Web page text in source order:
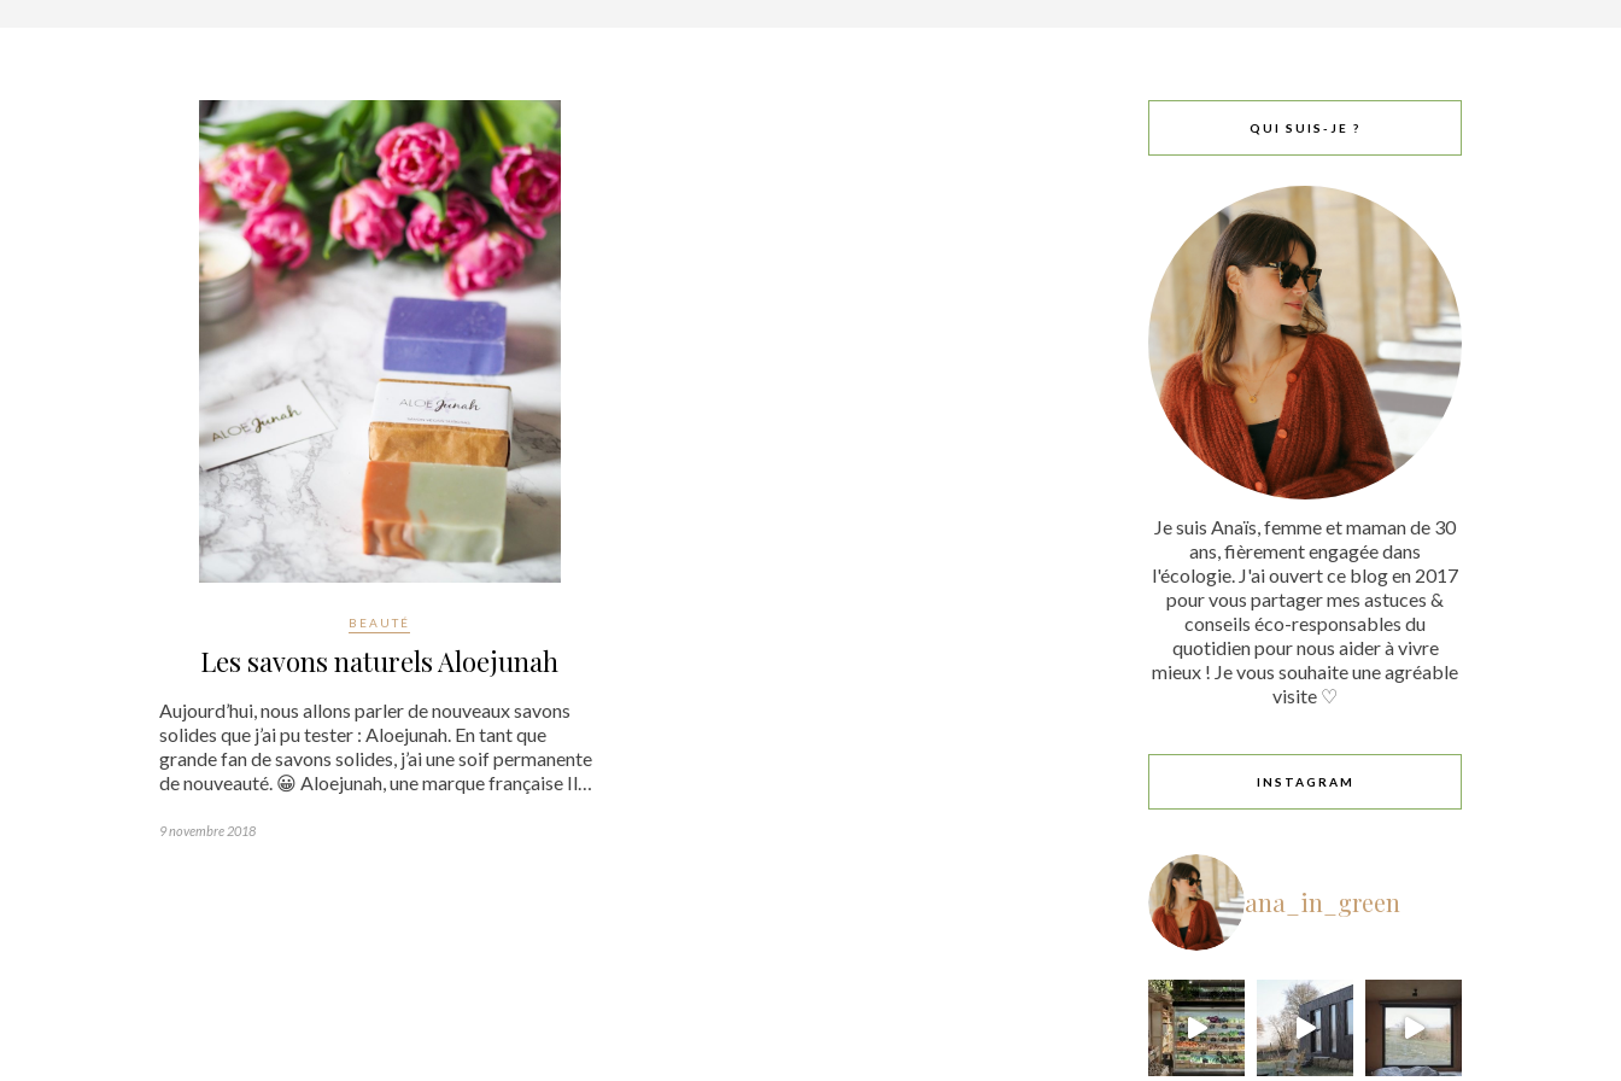
BEAUTÉ
Les savons naturels Aloejunah
Aujourd’hui, nous allons parler de nouveaux savons
solides que j’ai pu tester : Aloejunah. En tant que
grande fan de savons solides, j’ai une soif permanente
de nouveauté. 😀 Aloejunah, une marque française Il…
9 novembre 2018
QUI SUIS-JE ?
Je suis Anaïs, femme et maman de 30
ans, fièrement engagée dans
l'écologie. J'ai ouvert ce blog en 2017
pour vous partager mes astuces &
conseils éco-responsables du
quotidien pour nous aider à vivre
mieux ! Je vous souhaite une agréable
visite ♡
INSTAGRAM
ana_in_green